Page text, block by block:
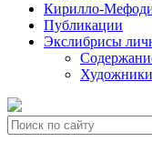
Кирилло-
Публикации
Экслибрисы